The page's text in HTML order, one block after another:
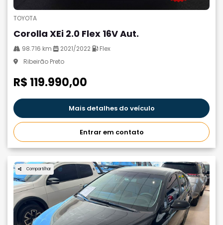
TOYOTA
Corolla XEi 2.0 Flex 16V Aut.
98.716 km 2021/2022
Flex
Ribeirão Preto
R$ 119.990,00
Mais detalhes do veículo
Entrar em contato
Compartilhar